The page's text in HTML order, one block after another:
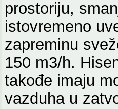
prostoriju,
istovremeno
zapreminu
150 m3/h.
takođe imaju
vazduha u